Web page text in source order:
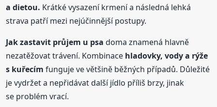
a dietou. Krátké vysazení krmení a následná lehká
strava patří mezi nejúčinnější postupy.
Jak zastavit průjem u psa doma znamená hlavně
nezatěžovat trávení. Kombinace hladovky, vody a rýže
s kuřecím funguje ve většině běžných případů. Důležité
je vydržet a nepřidávat další jídlo příliš brzy, jinak
se problém vrací.